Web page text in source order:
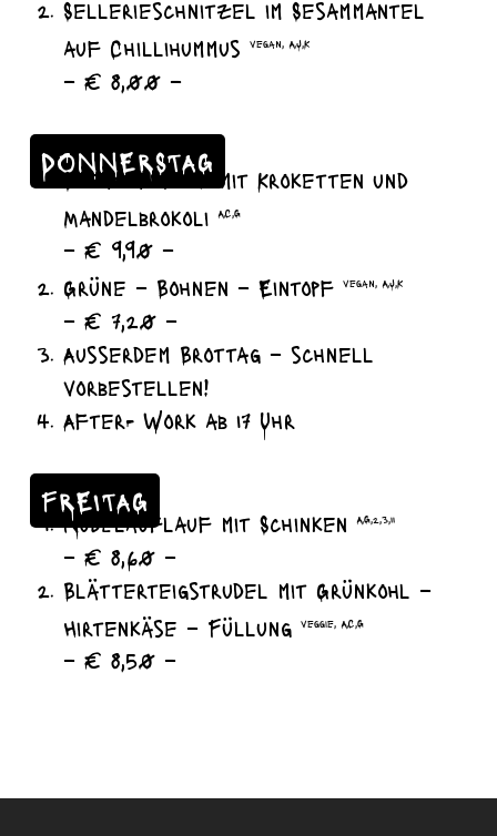
Sellerieschnitzel im Sesammantel
auf Chillihummus
vegan, A,J,K
– € 8,00 –
DONNERSTAG
Steak au four mit Kroketten und
Mandelbrokoli
A,C,G
– € 9,90 –
Grüne – Bohnen – Eintopf
vegan, A,J,K
– € 7,20 –
Ausserdem Brottag – schnell
vorbestellen!
After- Work ab 17 Uhr
FREITAG
Nudelauflauf mit Schinken A,G,2,3,11
– € 8,60 –
Blätterteigstrudel mit Grünkohl –
Hirtenkäse – Füllung
veggie, A,C,G
– € 8,50 –